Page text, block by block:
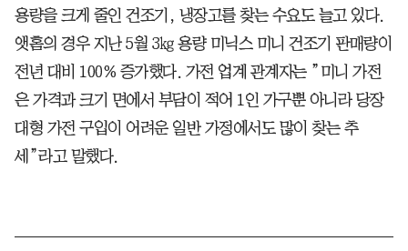
용량을 크게 줄인 건조기, 냉장고를 찾는 수요도 늘고 있다.
앳홈의 경우 지난 5월 3㎏ 용량 미닉스 미니 건조기 판매량이
전년 대비 100% 증가했다. 가전 업계 관계자는 ”미니 가전
은 가격과 크기 면에서 부담이 적어 1인 가구뿐 아니라 당장
대형 가전 구입이 어려운 일반 가정에서도 많이 찾는 추
세”라고 말했다.